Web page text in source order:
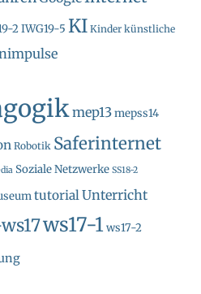
2IWG19-5 KI Kinder künstliche
mep13mepss14
Robotik Saferinternet
Soziale Netzwerke SS18-2
tutorialUnterricht
ws17-1 ws17-2